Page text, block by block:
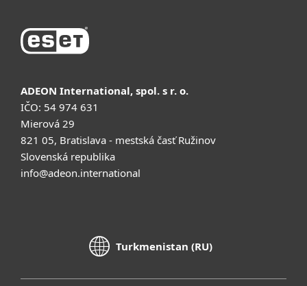
ADEON International, spol. s r. o.
IČO: 54 974 631
Mierová 29
821 05, Bratislava - mestská časť Ružinov
Slovenská republika
info@adeon.international
Turkmenistan (RU)